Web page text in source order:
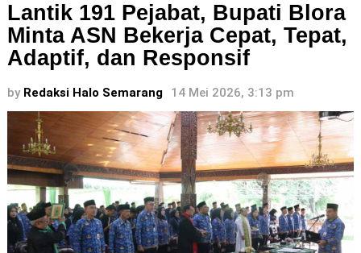
Lantik 191 Pejabat, Bupati Blora
Minta ASN Bekerja Cepat, Tepat,
Adaptif, dan Responsif
by Redaksi Halo Semarang 14 Mei 2026, 3:13 pm